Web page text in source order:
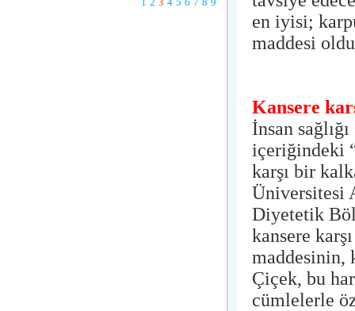
en iyisi;
maddesi
Kansere
İnsan
içeriğindeki
karşı bir
Üniversitesi
Diyetetik
kansere
maddesinin,
Çiçek, bu
cümlelerle